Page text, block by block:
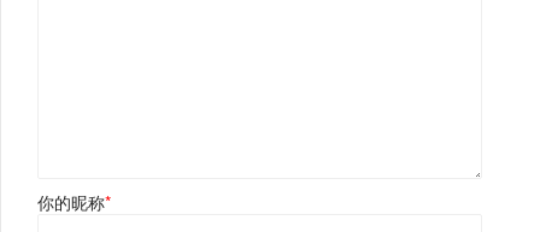
你的昵称*